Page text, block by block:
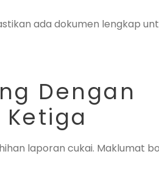
ada dokumen lengkap
Dengan
laporan cukai. Maklumat